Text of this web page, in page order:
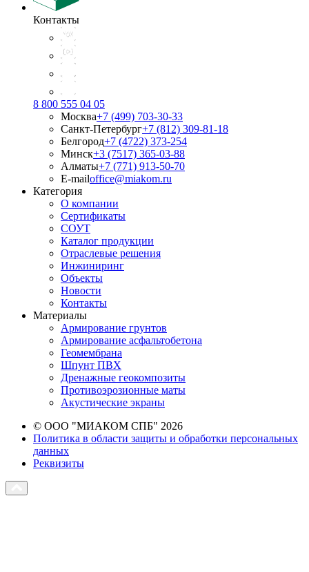
Контакты
8 800 555 04 05
Москва+7 (499) 703-30-33
Санкт-Петербург+7 (812) 309-81-18
Белгород+7 (4722) 373-254
Минск+3 (7517) 365-03-88
Алматы+7 (771) 913-50-70
E-mailoffice@miakom.ru
Категория
О компании
Сертификаты
СОУТ
Каталог продукции
Отраслевые решения
Инжиниринг
Объекты
Новости
Контакты
Материалы
Армирование грунтов
Армирование асфальтобетона
Геомембрана
Шпунт ПВХ
Дренажные геокомпозиты
Противоэрозионные маты
Акустические экраны
© ООО "МИАКОМ СПБ" 2026
Политика в области защиты и обработки персональных
данных
Реквизиты